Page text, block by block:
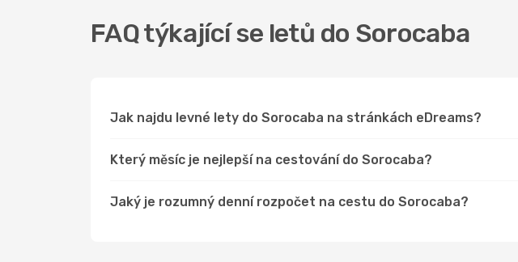
FAQ týkající se letů do Sorocaba
Jak najdu levné lety do Sorocaba na stránkách eDreams?
Který měsíc je nejlepší na cestování do Sorocaba?
Jaký je rozumný denní rozpočet na cestu do Sorocaba?